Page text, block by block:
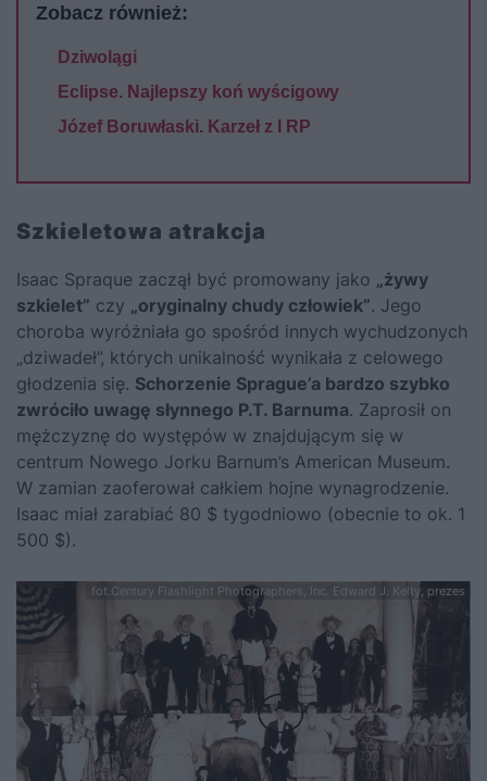
Zobacz również:
Dziwolągi
Eclipse. Najlepszy koń wyścigowy
Józef Boruwłaski. Karzeł z I RP
Szkieletowa atrakcja
Isaac Spraque zaczął być promowany jako „żywy
szkielet” czy „oryginalny chudy człowiek”. Jego
choroba wyróżniała go spośród innych wychudzonych
„dziwadeł”, których unikalność wynikała z celowego
głodzenia się. Schorzenie Sprague’a bardzo szybko
zwróciło uwagę słynnego P.T. Barnuma. Zaprosił on
mężczyznę do występów w znajdującym się w
centrum Nowego Jorku Barnum’s American Museum.
W zamian zaoferował całkiem hojne wynagrodzenie.
Isaac miał zarabiać 80 $ tygodniowo (obecnie to ok. 1
500 $).
fot.Century Flashlight Photographers, Inc. Edward J. Kelty, prezes